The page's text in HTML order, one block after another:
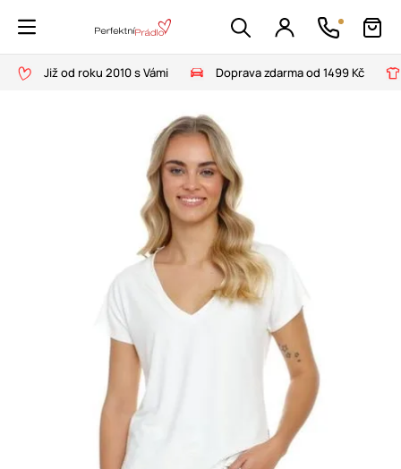
Již od roku 2010 s Vámi Doprava zdarma od 1499 Kč